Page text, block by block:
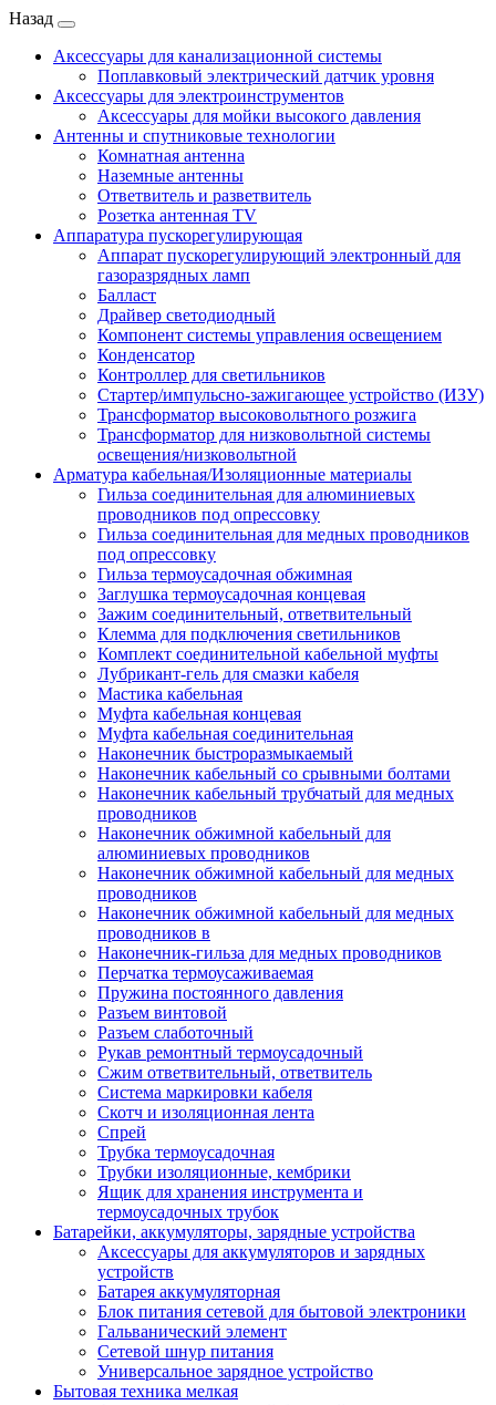
Назад
Аксессуары для канализационной системы
Поплавковый электрический датчик уровня
Аксессуары для электроинструментов
Аксессуары для мойки высокого давления
Антенны и спутниковые технологии
Комнатная антенна
Наземные антенны
Ответвитель и разветвитель
Розетка антенная TV
Аппаратура пускорегулирующая
Аппарат пускорегулирующий электронный для
газоразрядных ламп
Балласт
Драйвер светодиодный
Компонент системы управления освещением
Конденсатор
Контроллер для светильников
Стартер/импульсно-зажигающее устройство (ИЗУ)
Трансформатор высоковольтного розжига
Трансформатор для низковольтной системы
освещения/низковольтной
Арматура кабельная/Изоляционные материалы
Гильза соединительная для алюминиевых
проводников под опрессовку
Гильза соединительная для медных проводников
под опрессовку
Гильза термоусадочная обжимная
Заглушка термоусадочная концевая
Зажим соединительный, ответвительный
Клемма для подключения светильников
Комплект соединительной кабельной муфты
Лубрикант-гель для смазки кабеля
Мастика кабельная
Муфта кабельная концевая
Муфта кабельная соединительная
Наконечник быстроразмыкаемый
Наконечник кабельный со срывными болтами
Наконечник кабельный трубчатый для медных
проводников
Наконечник обжимной кабельный для
алюминиевых проводников
Наконечник обжимной кабельный для медных
проводников
Наконечник обжимной кабельный для медных
проводников в
Наконечник-гильза для медных проводников
Перчатка термоусаживаемая
Пружина постоянного давления
Разъем винтовой
Разъем слаботочный
Рукав ремонтный термоусадочный
Сжим ответвительный, ответвитель
Система маркировки кабеля
Скотч и изоляционная лента
Спрей
Трубка термоусадочная
Трубки изоляционные, кембрики
Ящик для хранения инструмента и
термоусадочных трубок
Батарейки, аккумуляторы, зарядные устройства
Аксессуары для аккумуляторов и зарядных
устройств
Батарея аккумуляторная
Блок питания сетевой для бытовой электроники
Гальванический элемент
Сетевой шнур питания
Универсальное зарядное устройство
Бытовая техника мелкая